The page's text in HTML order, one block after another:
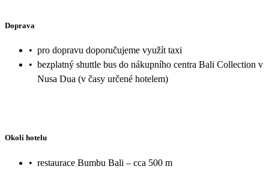
Doprava
• pro dopravu doporučujeme využít taxi
• bezplatný shuttle bus do nákupního centra Bali Collection v
Nusa Dua (v časy určené hotelem)
Okolí hotelu
• restaurace Bumbu Bali – cca 500 m